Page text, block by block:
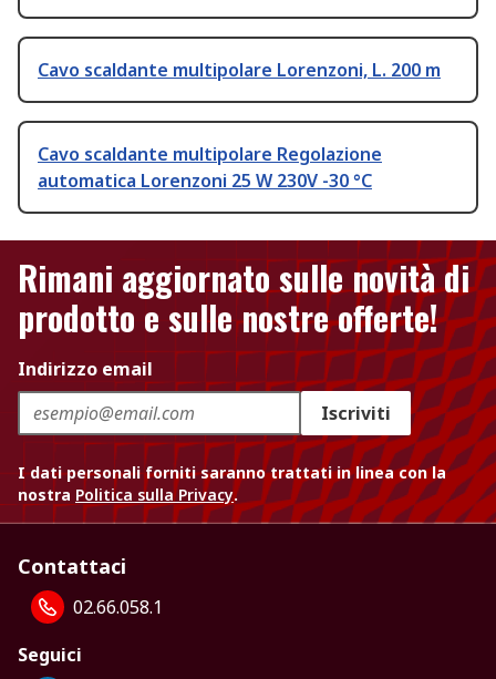
Cavo scaldante multipolare Lorenzoni, L. 200 m
Cavo scaldante multipolare Regolazione
automatica Lorenzoni 25 W 230V -30 °C
Rimani aggiornato sulle novità di
prodotto e sulle nostre offerte!
Indirizzo email
Iscriviti
I dati personali forniti saranno trattati in linea con la
nostra Politica sulla Privacy.
Contattaci
02.66.058.1
Seguici